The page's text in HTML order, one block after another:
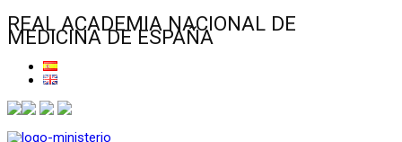
REAL ACADEMIA NACIONAL DE
MEDICINA DE ESPAÑA